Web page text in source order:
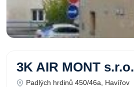
3K AIR MONT s.r.o.
Padlých hrdinů 450/46a, Havířov